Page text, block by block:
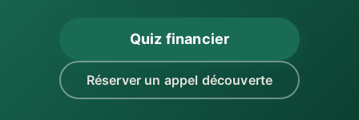
Quiz financier
Réserver un appel découverte